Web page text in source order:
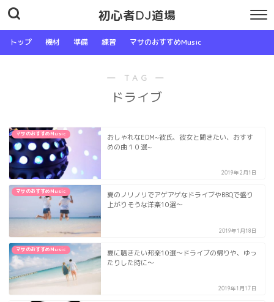
初心者DJ道場
トップ 機材 準備 練習 マサのおすすめMusic
― TAG ―
ドライブ
マサのおすすめMusic
おしゃれなEDM~彼氏、彼女と聞きたい、おすす
めの曲１０選~
2019年2月1日
マサのおすすめMusic
夏のノリノリでアゲアゲなドライブやBBQで盛り
上がりそうな洋楽10選〜
2019年1月18日
マサのおすすめMusic
夏に聴きたい邦楽10選〜ドライブの帰りや、ゆっ
たりした時に〜
2019年1月17日